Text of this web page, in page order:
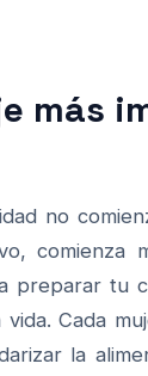
más
no
comienza
preparar tu
vida. Cada
la